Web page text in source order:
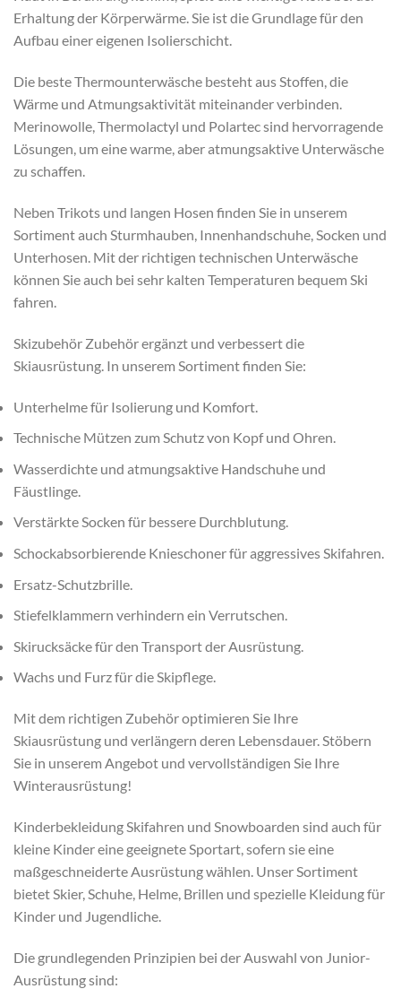
Erhaltung der Körperwärme. Sie ist die Grundlage für den
Aufbau einer eigenen Isolierschicht.
Die beste Thermounterwäsche besteht aus Stoffen, die
Wärme und Atmungsaktivität miteinander verbinden.
Merinowolle, Thermolactyl und Polartec sind hervorragende
Lösungen, um eine warme, aber atmungsaktive Unterwäsche
zu schaffen.
Neben Trikots und langen Hosen finden Sie in unserem
Sortiment auch Sturmhauben, Innenhandschuhe, Socken und
Unterhosen. Mit der richtigen technischen Unterwäsche
können Sie auch bei sehr kalten Temperaturen bequem Ski
fahren.
Skizubehör Zubehör ergänzt und verbessert die
Skiausrüstung. In unserem Sortiment finden Sie:
Unterhelme für Isolierung und Komfort.
Technische Mützen zum Schutz von Kopf und Ohren.
Wasserdichte und atmungsaktive Handschuhe und
Fäustlinge.
Verstärkte Socken für bessere Durchblutung.
Schockabsorbierende Knieschoner für aggressives Skifahren.
Ersatz-Schutzbrille.
Stiefelklammern verhindern ein Verrutschen.
Skirucksäcke für den Transport der Ausrüstung.
Wachs und Furz für die Skipflege.
Mit dem richtigen Zubehör optimieren Sie Ihre
Skiausrüstung und verlängern deren Lebensdauer. Stöbern
Sie in unserem Angebot und vervollständigen Sie Ihre
Winterausrüstung!
Kinderbekleidung Skifahren und Snowboarden sind auch für
kleine Kinder eine geeignete Sportart, sofern sie eine
maßgeschneiderte Ausrüstung wählen. Unser Sortiment
bietet Skier, Schuhe, Helme, Brillen und spezielle Kleidung für
Kinder und Jugendliche.
Die grundlegenden Prinzipien bei der Auswahl von Junior-
Ausrüstung sind: